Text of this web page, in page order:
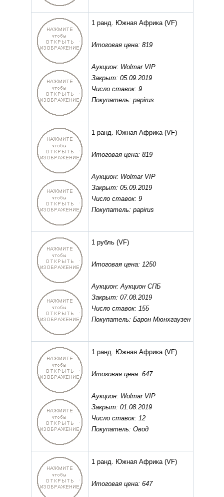
1 ранд. Южная Африка(VF)
Итоговая цена: 819
Аукцион: Wolmar VIP
Закрыт: 05.09.2019
Число ставок: 9
Покупатель: papirus
1 ранд. Южная Африка(VF)
Итоговая цена: 819
Аукцион: Wolmar VIP
Закрыт: 05.09.2019
Число ставок: 9
Покупатель: papirus
1 рубль (VF)
Итоговая цена: 1250
Аукцион: Аукцион СПБ
Закрыт: 07.08.2019
Число ставок: 155
Покупатель: Барон Мюнхгаузен
1 ранд. Южная Африка(VF)
Итоговая цена: 647
Аукцион: Wolmar VIP
Закрыт: 01.08.2019
Число ставок: 12
Покупатель: Овод
1 ранд. Южная Африка(VF)
Итоговая цена: 647